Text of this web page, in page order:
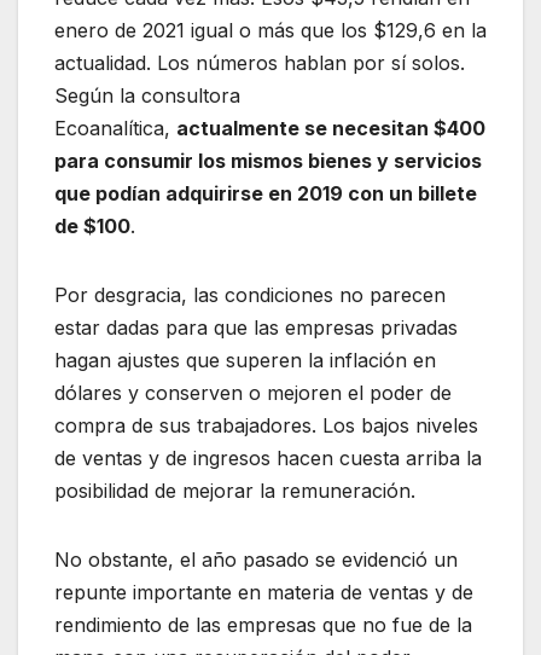
enero de 2021 igual o más que los $129,6 en la
actualidad. Los números hablan por sí solos.
Según la consultora
Ecoanalítica, actualmente se necesitan $400
para consumir los mismos bienes y servicios
que podían adquirirse en 2019 con un billete
de $100.
Por desgracia, las condiciones no parecen
estar dadas para que las empresas privadas
hagan ajustes que superen la inflación en
dólares y conserven o mejoren el poder de
compra de sus trabajadores. Los bajos niveles
de ventas y de ingresos hacen cuesta arriba la
posibilidad de mejorar la remuneración.
No obstante, el año pasado se evidenció un
repunte importante en materia de ventas y de
rendimiento de las empresas que no fue de la